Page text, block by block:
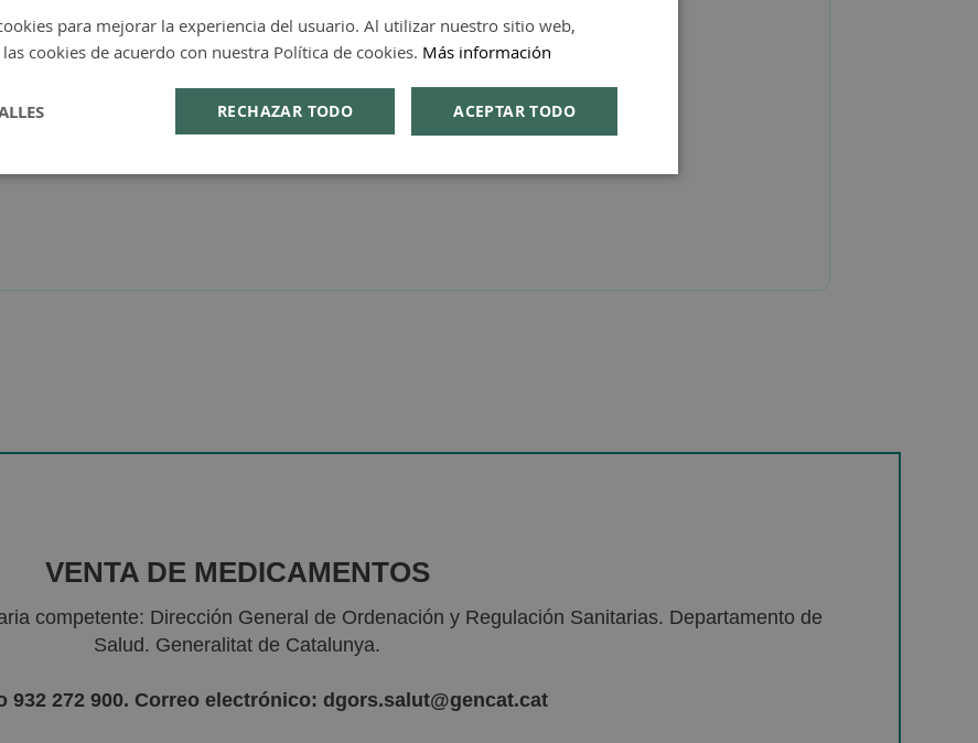
VENTA DE MEDICAMENTOS
competente: Dirección General de Ordenación y Regulación Sanitarias. Departamento de
Salud. Generalitat de Catalunya.
932 272 900. Correo electrónico: dgors.salut@gencat.cat
para mejorar la experiencia del usuario. Al utilizar nuestro sitio web,
cookies de acuerdo con nuestra Política de cookies. Más información
ACEPTAR TODO
RECHAZAR TODO